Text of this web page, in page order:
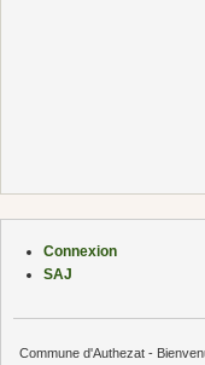
Connexion
SAJ
Commune d'Authezat -